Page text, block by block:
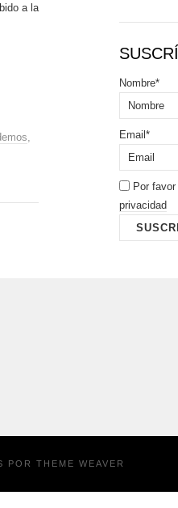
a la
,
Nombre*
Email*
Por
privacidad
POR THEME WEAVER